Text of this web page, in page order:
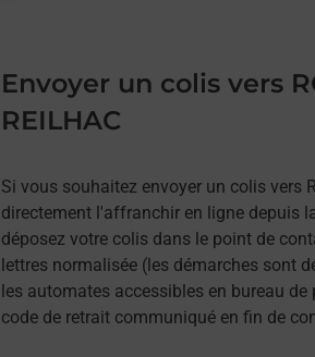
Envoyer un colis vers
REILHAC
Si vous souhaitez envoyer un colis vers
directement l'affranchir en ligne depuis
déposez votre colis dans le point de
lettres normalisée (les démarches sont
les automates accessibles en bureau
code de retrait communiqué en fin de